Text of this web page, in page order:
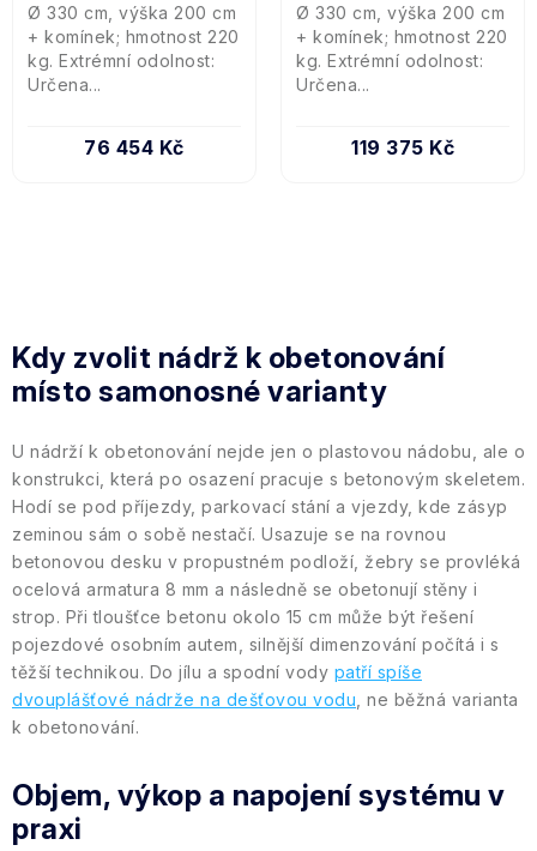
76 454 Kč
Ø 330 cm, výška 200 cm
+ komínek; hmotnost 220
kg. Extrémní odolnost:
Určena...
119 375 Kč
Ø 330 cm, výška 200 cm
+ komínek; hmotnost 220
kg. Extrémní odolnost:
Určena...
l
á
d
c
í
p
r
v
k
y
v
ý
i
s
u
Kdy zvolit nádrž k obetonování
místo samonosné varianty
U nádrží k obetonování nejde jen o plastovou nádobu, ale o
konstrukci, která po osazení pracuje s betonovým skeletem.
Hodí se pod příjezdy, parkovací stání a vjezdy, kde zásyp
zeminou sám o sobě nestačí. Usazuje se na rovnou
betonovou desku v propustném podloží, žebry se provléká
ocelová armatura 8 mm a následně se obetonují stěny i
strop. Při tloušťce betonu okolo 15 cm může být řešení
pojezdové osobním autem, silnější dimenzování počítá i s
těžší technikou. Do jílu a spodní vody patří spíše
dvouplášťové nádrže na dešťovou vodu , ne běžná varianta
k obetonování.
Objem, výkop a napojení systému v
praxi